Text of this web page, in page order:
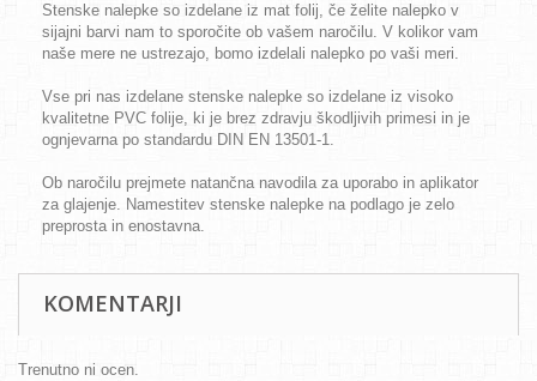
Stenske nalepke so izdelane iz mat folij, če želite nalepko v
sijajni barvi nam to sporočite ob vašem naročilu. V kolikor vam
naše mere ne ustrezajo, bomo izdelali nalepko po vaši meri.
Vse pri nas izdelane stenske nalepke so izdelane iz visoko
kvalitetne PVC folije, ki je brez zdravju škodljivih primesi in je
ognjevarna po standardu DIN EN 13501-1.
Ob naročilu prejmete natančna navodila za uporabo in aplikator
za glajenje. Namestitev stenske nalepke na podlago je zelo
preprosta in enostavna.
KOMENTARJI
Trenutno ni ocen.